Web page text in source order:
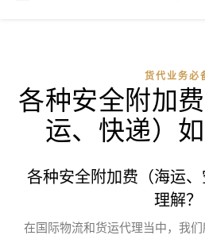
货代业务必
各种安全附加
运、快递）如
各种安全附加费（海运
理解？
在国际物流和货运代理当中，我